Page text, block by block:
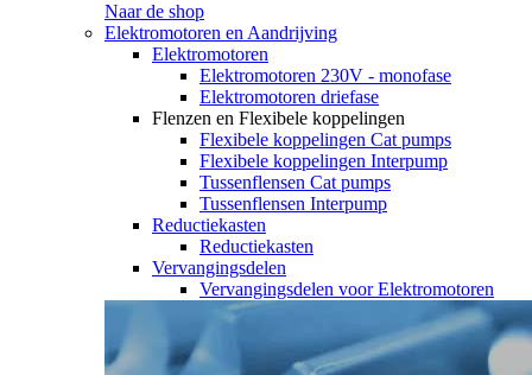
Naar de shop
Elektromotoren en Aandrijving
Elektromotoren
Elektromotoren 230V - monofase
Elektromotoren driefase
Flenzen en Flexibele koppelingen
Flexibele koppelingen Cat pumps
Flexibele koppelingen Interpump
Tussenflensen Cat pumps
Tussenflensen Interpump
Reductiekasten
Reductiekasten
Vervangingsdelen
Vervangingsdelen voor Elektromotoren